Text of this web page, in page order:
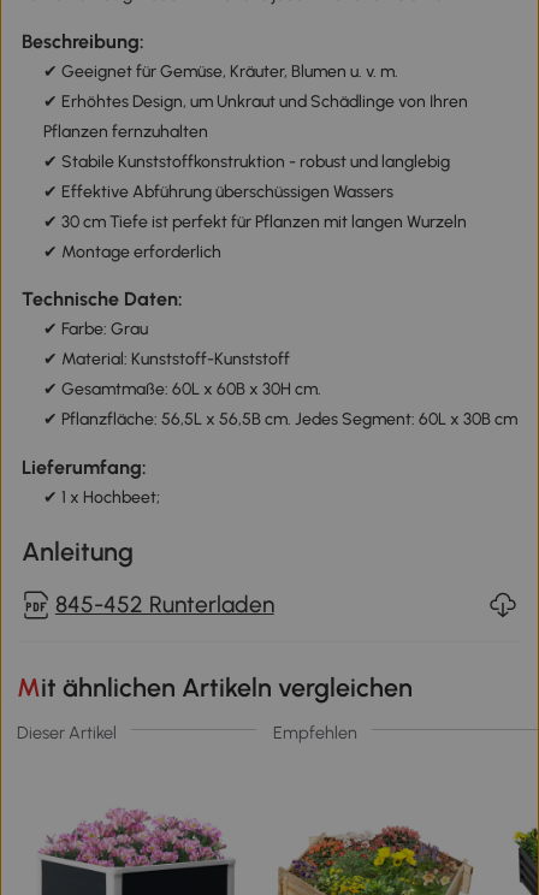
Beschreibung:
✔ Geeignet für Gemüse, Kräuter, Blumen u. v. m.
✔ Erhöhtes Design, um Unkraut und Schädlinge von Ihren
Pflanzen fernzuhalten
✔ Stabile Kunststoffkonstruktion - robust und langlebig
✔ Effektive Abführung überschüssigen Wassers
✔ 30 cm Tiefe ist perfekt für Pflanzen mit langen Wurzeln
✔ Montage erforderlich
Technische Daten:
✔ Farbe: Grau
✔ Material: Kunststoff-Kunststoff
✔ Gesamtmaße: 60L x 60B x 30H cm.
✔ Pflanzfläche: 56,5L x 56,5B cm. Jedes Segment: 60L x 30B cm
Lieferumfang:
✔ 1 x Hochbeet;
Anleitung
845-452 Runterladen
Mit ähnlichen Artikeln vergleichen
Dieser Artikel Empfehlen